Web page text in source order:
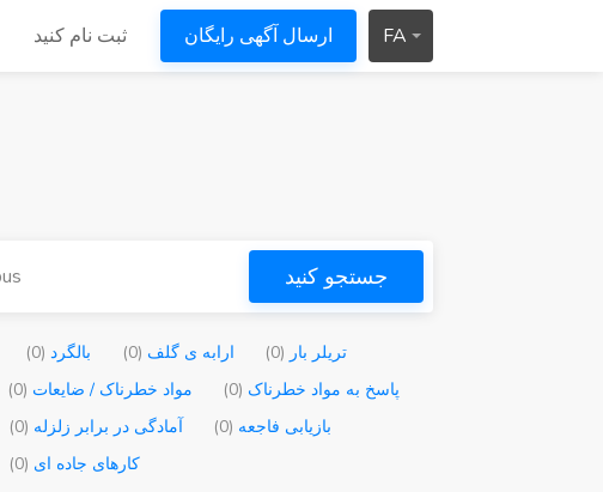
ثبت نام کنید ارسال آگهی رایگان FA
جستجو کنید
بالگرد (0) ارابه ی گلف (0) تریلر بار (0)
مواد خطرناک / ضایعات (0) پاسخ به مواد خطرناک (0)
آمادگی در برابر زلزله (0) بازیابی فاجعه (0)
کارهای جاده ای (0)